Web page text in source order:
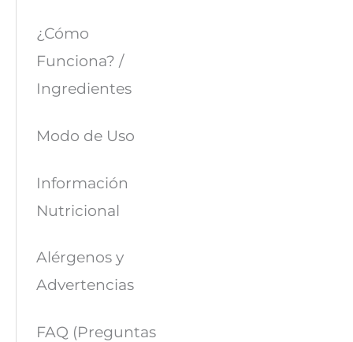
¿Cómo
Funciona? /
Ingredientes
Modo de Uso
Información
Nutricional
Alérgenos y
Advertencias
FAQ (Preguntas